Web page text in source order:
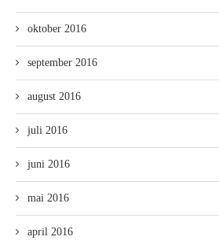
oktober 2016
september 2016
august 2016
juli 2016
juni 2016
mai 2016
april 2016